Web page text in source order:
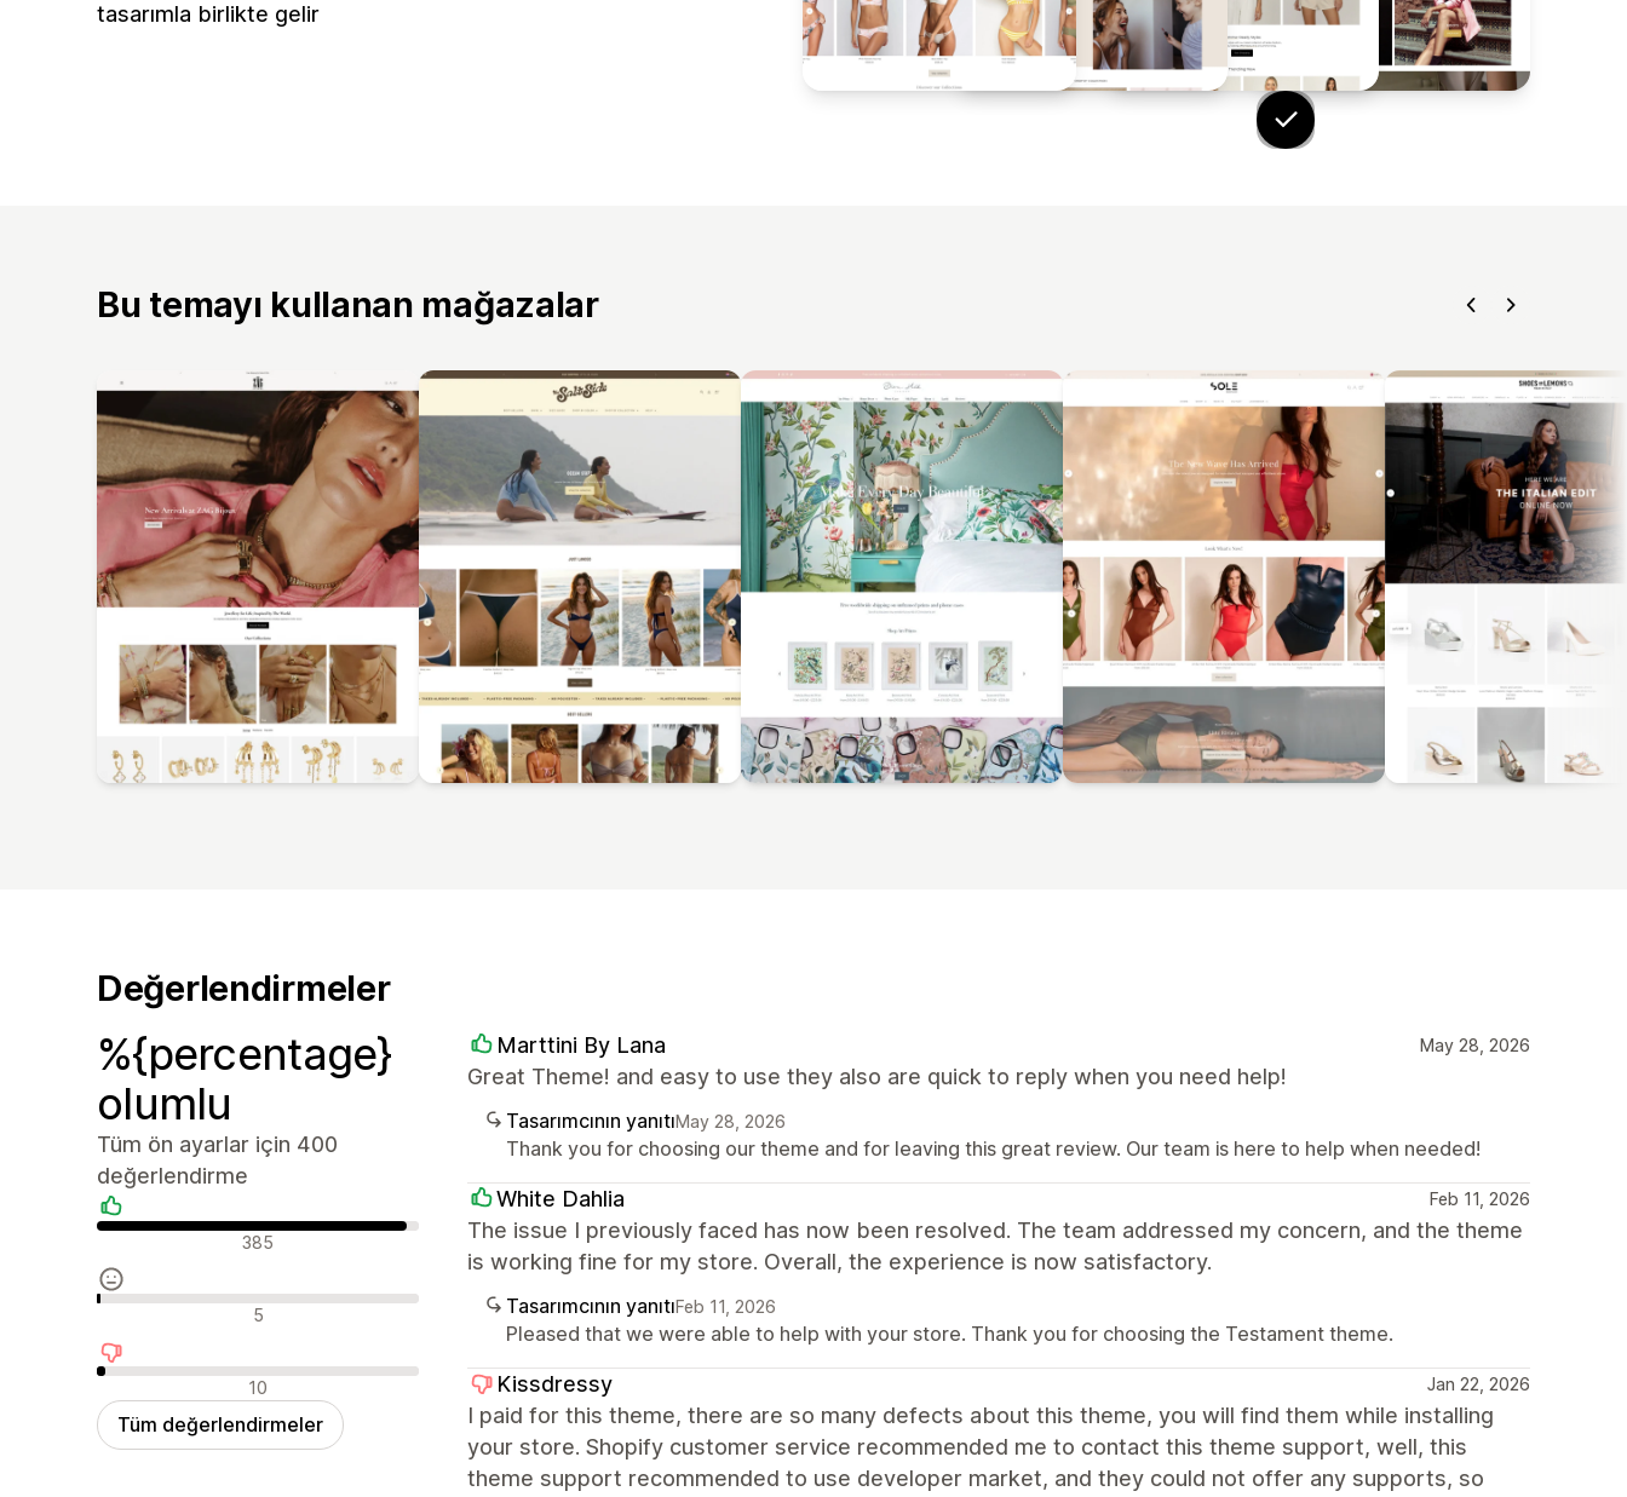
tasarımla birlikte gelir
Bu temayı kullanan mağazalar
Değerlendirmeler
%{percentage}
olumlu
Tüm ön ayarlar için 400
değerlendirme
Olumlu değerlendirmeler
385
Nötr değerlendirmeler
5
Olumsuz değerlendirmeler
10
Tüm değerlendirmeler
Marttini By Lana May 28, 2026
Great Theme! and easy to use they also are quick to reply when you need help!
Tasarımcının yanıtıMay 28, 2026
Thank you for choosing our theme and for leaving this great review. Our team is here to help when needed!
White Dahlia Feb 11, 2026
The issue I previously faced has now been resolved. The team addressed my concern, and the theme
is working fine for my store. Overall, the experience is now satisfactory.
Tasarımcının yanıtıFeb 11, 2026
Pleased that we were able to help with your store. Thank you for choosing the Testament theme.
Kissdressy Jan 22, 2026
I paid for this theme, there are so many defects about this theme, you will find them while installing
your store. Shopify customer service recommended me to contact this theme support, well, this
theme support recommended to use developer market, and they could not offer any supports, so